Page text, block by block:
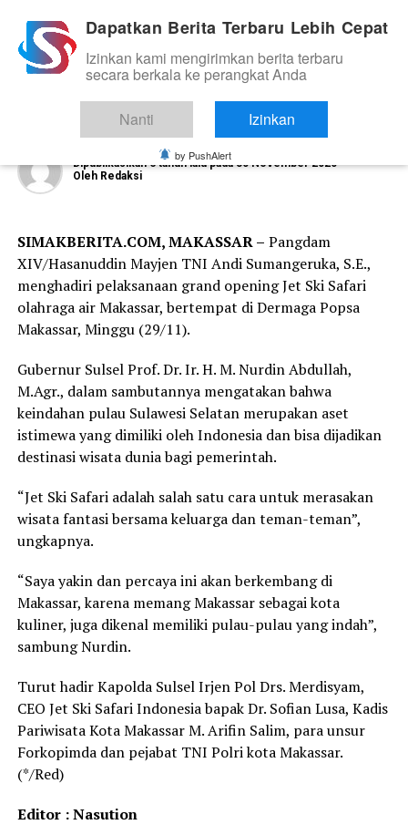
TNI
Pangdam Hasanuddin Hadiri Grand
Opening Olah Raga Air
Dipublikasikan 6 tahun lalu pada 30 November 2020
Oleh Redaksi
SIMAKBERITA.COM, MAKASSAR – Pangdam
XIV/Hasanuddin Mayjen TNI Andi Sumangeruka, S.E.,
menghadiri pelaksanaan grand opening Jet Ski Safari
olahraga air Makassar, bertempat di Dermaga Popsa
Makassar, Minggu (29/11).
Gubernur Sulsel Prof. Dr. Ir. H. M. Nurdin Abdullah,
M.Agr., dalam sambutannya mengatakan bahwa
keindahan pulau Sulawesi Selatan merupakan aset
istimewa yang dimiliki oleh Indonesia dan bisa dijadikan
destinasi wisata dunia bagi pemerintah.
“Jet Ski Safari adalah salah satu cara untuk merasakan
wisata fantasi bersama keluarga dan teman-teman”,
ungkapnya.
“Saya yakin dan percaya ini akan berkembang di
Makassar, karena memang Makassar sebagai kota
kuliner, juga dikenal memiliki pulau-pulau yang indah”,
sambung Nurdin.
Turut hadir Kapolda Sulsel Irjen Pol Drs. Merdisyam,
CEO Jet Ski Safari Indonesia bapak Dr. Sofian Lusa, Kadis
Pariwisata Kota Makassar M. Arifin Salim, para unsur
Forkopimda dan pejabat TNI Polri kota Makassar.
(*/Red)
Editor : Nasution
Dapatkan Berita Terbaru Lebih Cepat
Izinkan kami mengirimkan berita terbaru
secara berkala ke perangkat Anda
Nanti Izinkan
by PushAlert